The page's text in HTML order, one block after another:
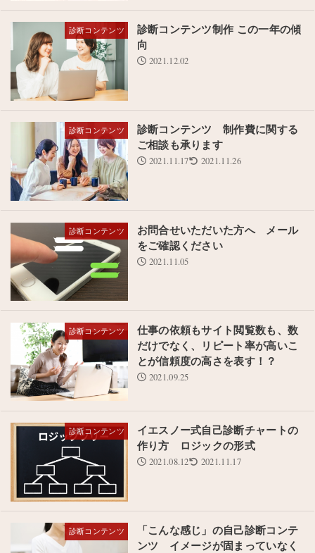
診断コンテンツ
診断コンテンツ制作 この一年の傾
向
2021.12.02
診断コンテンツ
診断コンテンツ 制作費に関する
ご相談も承ります
2021.11.17 2021.11.26
診断コンテンツ
お問合せいただいた方へ メール
をご確認ください
2021.11.05
診断コンテンツ
仕事の依頼もサイト閲覧数も、数
だけでなく、リピート率が高いこ
とが信頼度の高さを表す！？
2021.09.25
診断コンテンツ
イエスノー式自己診断チャートの
作り方 ロジックの形式
2021.08.12 2021.11.17
診断コンテンツ
「こんな感じ」の自己診断コンテ
ンツ イメージが固まっていなく